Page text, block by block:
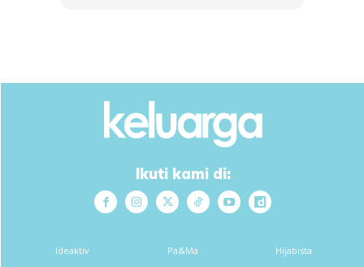
Ads
Ikuti kami di:
Ideaktiv Pa&Ma Hijabista